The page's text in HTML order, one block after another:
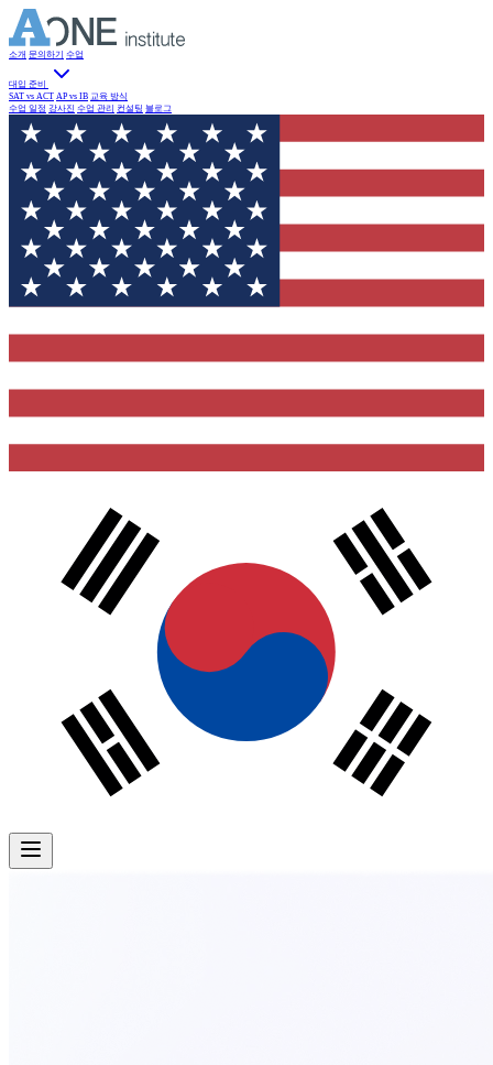
소개 문의하기 수업
대입 준비
SAT vs ACT AP vs IB 교육 방식
수업 일정 강사진 수업 관리 컨설팅 블로그